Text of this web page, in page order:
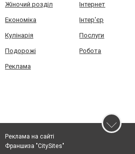
Жіночий розділ Інтернет
Економіка Інтер'єр
Кулінарія Послуги
Подорожі Робота
Реклама
Реклама на сайті
Франшиза "CitySites"